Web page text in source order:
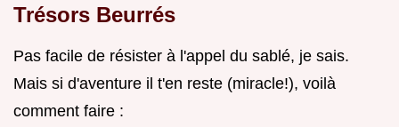
Trésors Beurrés
Pas facile de résister à l'appel du sablé, je sais.
Mais si d'aventure il t'en reste (miracle!), voilà
comment faire :